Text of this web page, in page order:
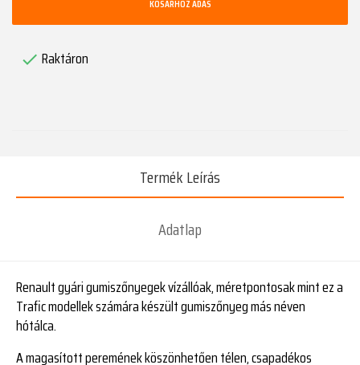
KOSÁRHOZ ADÁS
 Raktáron
Termék Leírás
Adatlap
Renault gyári gumiszőnyegek vízállóak, méretpontosak mint ez a
Trafic modellek számára készült gumiszőnyeg más néven
hótálca.
A magasított peremének köszönhetően télen, csapadékos